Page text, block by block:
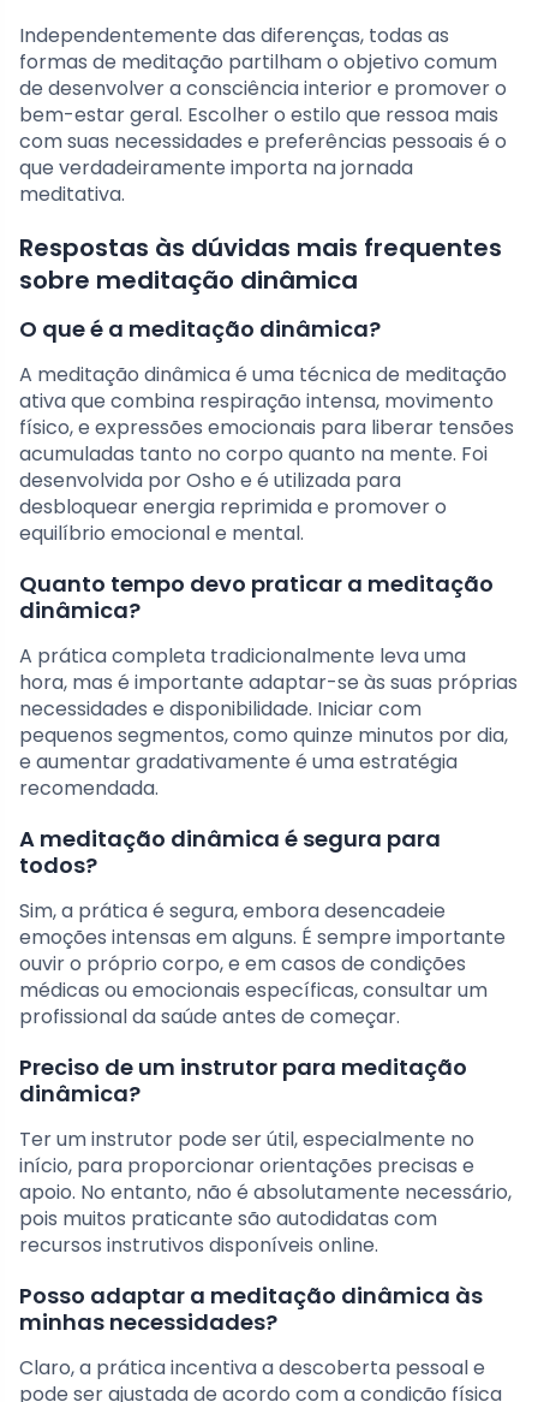
Independentemente das diferenças, todas as
formas de meditação partilham o objetivo comum
de desenvolver a consciência interior e promover o
bem-estar geral. Escolher o estilo que ressoa mais
com suas necessidades e preferências pessoais é o
que verdadeiramente importa na jornada
meditativa.
Respostas às dúvidas mais frequentes
sobre meditação dinâmica
O que é a meditação dinâmica?
A meditação dinâmica é uma técnica de meditação
ativa que combina respiração intensa, movimento
físico, e expressões emocionais para liberar tensões
acumuladas tanto no corpo quanto na mente. Foi
desenvolvida por Osho e é utilizada para
desbloquear energia reprimida e promover o
equilíbrio emocional e mental.
Quanto tempo devo praticar a meditação
dinâmica?
A prática completa tradicionalmente leva uma
hora, mas é importante adaptar-se às suas próprias
necessidades e disponibilidade. Iniciar com
pequenos segmentos, como quinze minutos por dia,
e aumentar gradativamente é uma estratégia
recomendada.
A meditação dinâmica é segura para
todos?
Sim, a prática é segura, embora desencadeie
emoções intensas em alguns. É sempre importante
ouvir o próprio corpo, e em casos de condições
médicas ou emocionais específicas, consultar um
profissional da saúde antes de começar.
Preciso de um instrutor para meditação
dinâmica?
Ter um instrutor pode ser útil, especialmente no
início, para proporcionar orientações precisas e
apoio. No entanto, não é absolutamente necessário,
pois muitos praticante são autodidatas com
recursos instrutivos disponíveis online.
Posso adaptar a meditação dinâmica às
minhas necessidades?
Claro, a prática incentiva a descoberta pessoal e
pode ser ajustada de acordo com a condição física